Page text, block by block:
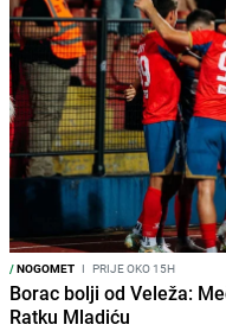
/NOGOMET I PRIJE OKO 15H
Borac bolji od Veleža:
Ratku Mladiću